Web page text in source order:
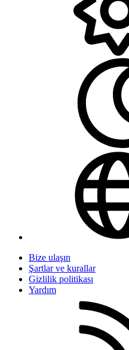
Bize ulaşın
Şartlar ve kurallar
Gizlilik politikası
Yardım